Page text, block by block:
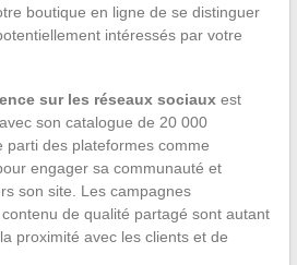
boutique en ligne de se distinguer
intéressés par votre
sur les réseaux sociauxest
son catalogue de 20 000
parti des plateformes comme
engager sa communauté et
son site. Les campagnes
de qualité partagé sont autant
proximité avec les clients et de